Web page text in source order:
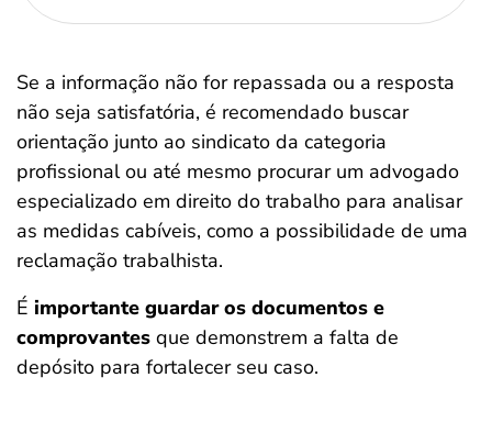
Se a informação não for repassada ou a resposta
não seja satisfatória, é recomendado buscar
orientação junto ao sindicato da categoria
profissional ou até mesmo procurar um advogado
especializado em direito do trabalho para analisar
as medidas cabíveis, como a possibilidade de uma
reclamação trabalhista.
É importante guardar os documentos e
comprovantes que demonstrem a falta de
depósito para fortalecer seu caso.